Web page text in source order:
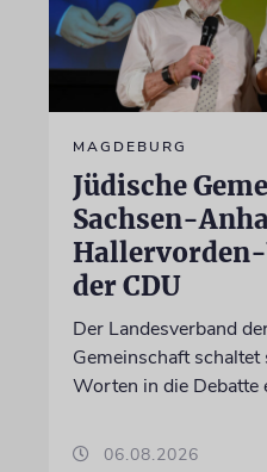
MAGDEBURG
Jüdische
Sachsen-
der CDU
Der Landesverband
Gemeinschaft
Worten in die Debatte
06.08.2026